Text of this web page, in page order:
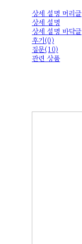
상세 설명 머리글
상세 설명
상세 설명 바닥글
후기(0)
질문(10)
관련 상품